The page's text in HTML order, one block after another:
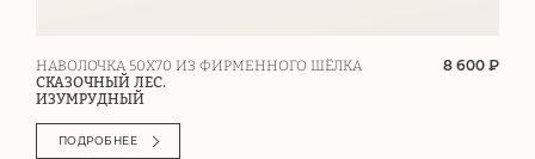
НАВОЛОЧКА 50Х70 ИЗ ФИРМЕННОГО ШЁЛКА
СКАЗОЧНЫЙ ЛЕС.
ИЗУМРУДНЫЙ
8 600 ₽
ПОДРОБНЕЕ